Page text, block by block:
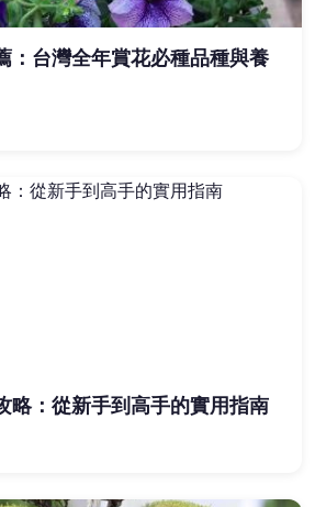
：台灣全年賞花必種品種與養
略：從新手到高手的實用指南